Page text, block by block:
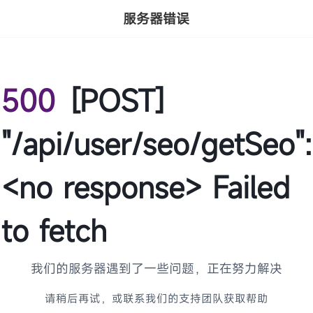
服务器错误
500 [POST]
"/api/user/seo/getSeo":
<no response> Failed
to fetch
我们的服务器遇到了一些问题，正在努力解决
请稍后再试，或联系我们的支持团队获取帮助